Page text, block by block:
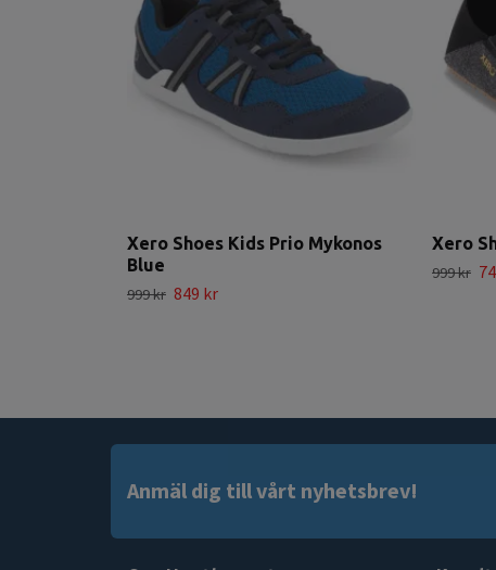
Xero Shoes Kids Prio Mykonos
Blue
999 kr 849 kr
Xero
999 kr
Anmäl dig till vårt nyhetsbrev!